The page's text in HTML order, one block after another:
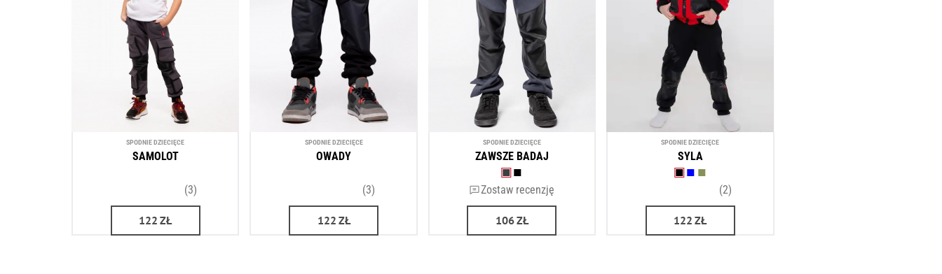
SPODNIE DZIECIĘCE
SAMOLOT
(3)
122 ZŁ
SPODNIE DZIECIĘCE
OWADY
(3)
122 ZŁ
SPODNIE DZIECIĘCE
ZAWSZE BADAJ
Zostaw recenzję
106ZŁ
SPODNIE DZIECIĘCE
SYLA
(2)
122 ZŁ